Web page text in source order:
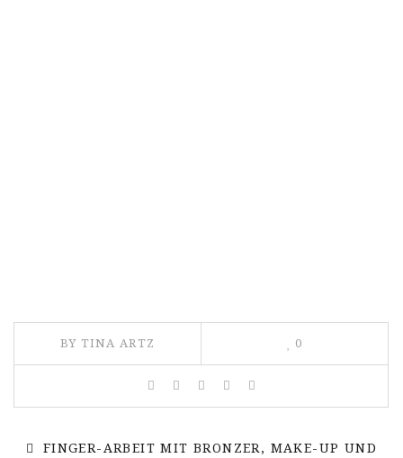
BY TINA ARTZ 0
FINGER-ARBEIT MIT BRONZER, MAKE-UP UND